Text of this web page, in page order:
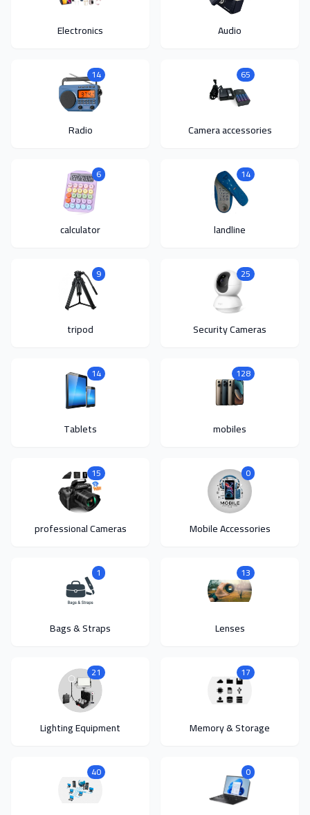
Audio
Electronics
65
Camera accessories
14
Radio
14
landline
6
calculator
25
Security Cameras
9
tripod
128
mobiles
14
Tablets
0
Mobile Accessories
15
professional Cameras
13
Lenses
1
Bags & Straps
17
Memory & Storage
21
Lighting Equipment
0
40